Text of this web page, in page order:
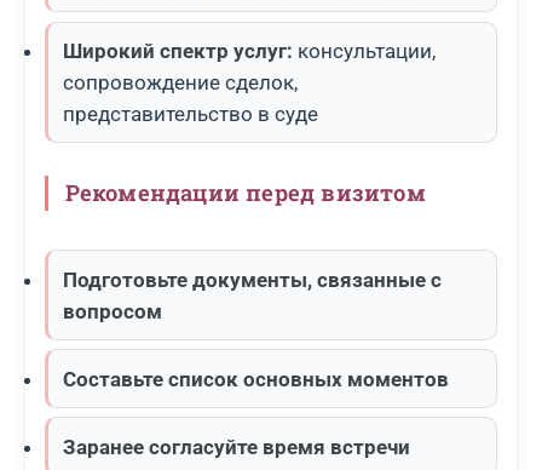
Широкий спектр услуг: консультации,
сопровождение сделок,
представительство в суде
Рекомендации перед визитом
Подготовьте документы, связанные с
вопросом
Составьте список основных моментов
Заранее согласуйте время встречи